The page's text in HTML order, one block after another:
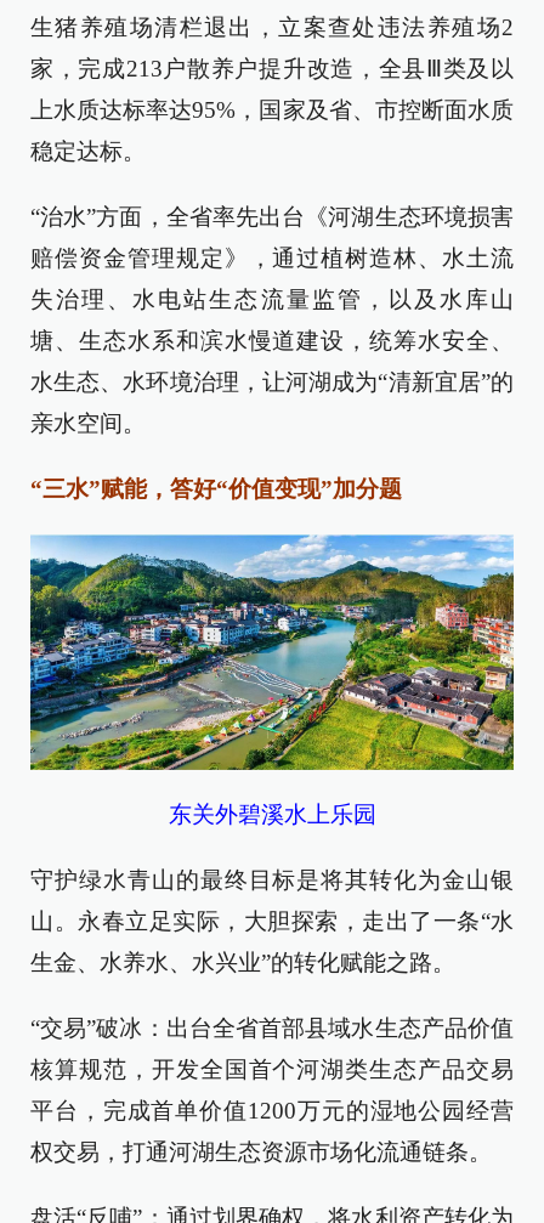
生猪养殖场清栏退出，立案查处违法养殖场2
家，完成213户散养户提升改造，全县Ⅲ类及以
上水质达标率达95%，国家及省、市控断面水质
稳定达标。
“治水”方面，全省率先出台《河湖生态环境损害
赔偿资金管理规定》，通过植树造林、水土流
失治理、水电站生态流量监管，以及水库山
塘、生态水系和滨水慢道建设，统筹水安全、
水生态、水环境治理，让河湖成为“清新宜居”的
亲水空间。
“三水”赋能，答好“价值变现”加分题
东关外碧溪水上乐园
守护绿水青山的最终目标是将其转化为金山银
山。永春立足实际，大胆探索，走出了一条“水
生金、水养水、水兴业”的转化赋能之路。
“交易”破冰：出台全省首部县域水生态产品价值
核算规范，开发全国首个河湖类生态产品交易
平台，完成首单价值1200万元的湿地公园经营
权交易，打通河湖生态资源市场化流通链条。